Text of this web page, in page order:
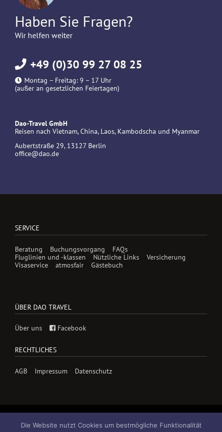
Haben Sie Fragen?
Wir helfen weiter
+49 (0)30 99 27 08 25
Montag – Freitag: 9 – 17 Uhr
(außer an gesetzlichen Feiertagen)
Dao-Travel GmbH
Reisen nach Vietnam, China, Laos, Kambodscha und Myanmar
Aubertstraße 29, 13127 Berlin
office@dao.de
SERVICE
Beratung Buchungsvorgang
FAQs
Fluglinien und -klassen
Nützliche Links
Versicherung
Visaservice
atmosfair Gästebuch
ÜBER DAO TRAVEL
Über uns Facebook
RECHTLICHES
AGB Impressum Datenschutz
Die Website nutzt Cookies um bestmögliche Funktionalität